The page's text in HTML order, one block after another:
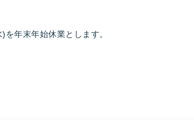
年末年始休業とします。